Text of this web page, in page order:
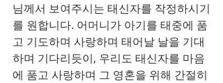
님께서 보여주시는 태신자를 작정하시기
를 원합니다. 어머니가 아기를 태중에 품
고 기도하며 사랑하며 태어날 날을 기대
하며 기다리듯이, 우리도 태신자를 마음
에 품고 사랑하며 그 영혼을 위해 간절히